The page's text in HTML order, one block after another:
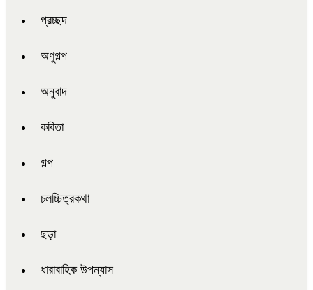
প্রচ্ছদ
অণুগল্প
অনুবাদ
কবিতা
গল্প
চলচ্চিত্রকথা
ছড়া
ধারাবাহিক উপন্যাস